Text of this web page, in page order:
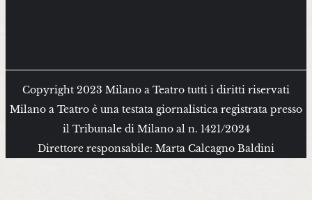
Copyright 2023 Milano a Teatro tutti i diritti riservati
Milano a Teatro è una testata giornalistica registrata presso
il Tribunale di Milano al n. 1421/2024
Direttore responsabile: Marta Calcagno Baldini